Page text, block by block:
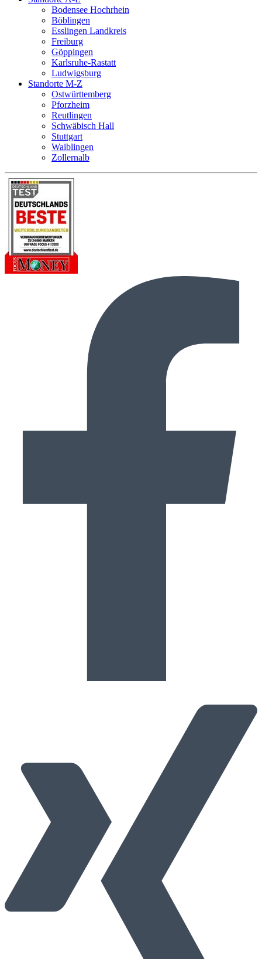
Bodensee Hochrhein
Böblingen
Esslingen Landkreis
Freiburg
Göppingen
Karlsruhe-Rastatt
Ludwigsburg
Standorte M-Z
Ostwürttemberg
Pforzheim
Reutlingen
Schwäbisch Hall
Stuttgart
Waiblingen
Zollernalb